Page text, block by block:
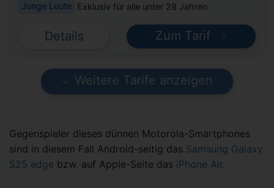
Junge Leute
Exklusiv für alle unter 28 Jahren
Details Zum Tarif
Weitere Tarife anzeigen
Gegenspieler dieses dünnen Motorola-Smartphones
sind in diesem Fall Android-seitig das Samsung Galaxy
S25 edge bzw. auf Apple-Seite das iPhone Air.